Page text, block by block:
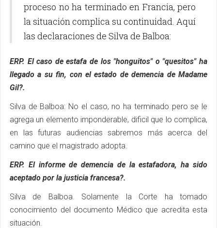
proceso no ha terminado en Francia, pero
la situación complica su continuidad. Aquí
las declaraciones de Silva de Balboa:
ERP. El caso de estafa de los "honguitos" o "quesitos" ha
llegado a su fin, con el estado de demencia de Madame
Gil?.
Silva de Balboa: No el caso, no ha terminado pero se le
agrega un elemento imponderable, dificil que lo complica,
en las futuras audiencias sabremos más acerca del
camino que el magistrado adopta.
ERP. El informe de demencia de la estafadora, ha sido
aceptado por la justicia francesa?.
Silva de Balboa. Solamente la Corte ha tomado
conocimiento del documento Médico que acredita esta
situación.